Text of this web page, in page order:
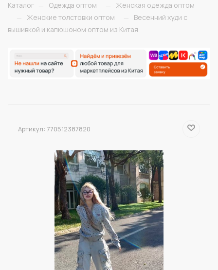
Каталог — Одежда оптом —
Женская одежда оптом
—
Женские толстовки оптом —
Весенний худи с
вышивкой и капюшоном оптом из Китая
Артикул: 770512387820